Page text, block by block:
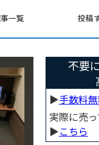
一覧 投稿
不要
▶︎手数料
実際に売
▶︎こちら